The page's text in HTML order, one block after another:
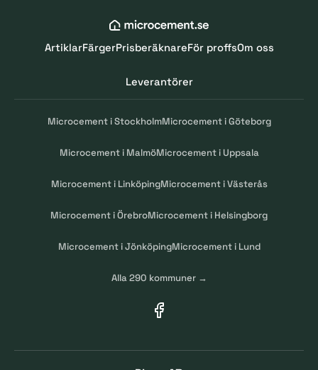
ArtiklarFärgerPrisberäknareFör proffsOm oss
Leverantörer
Microcement i StockholmMicrocement i Göteborg
Microcement i MalmöMicrocement i Uppsala
Microcement i LinköpingMicrocement i Västerås
Microcement i ÖrebroMicrocement i Helsingborg
Microcement i JönköpingMicrocement i Lund
Alla 290 kommuner →